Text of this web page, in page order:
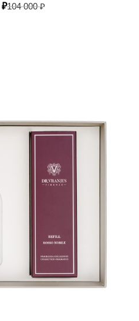
104 000₽
₽